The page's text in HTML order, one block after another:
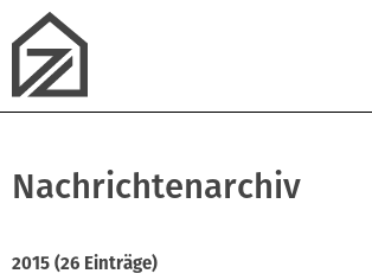
Nachrichtenarchiv
2015 (26 Einträge)